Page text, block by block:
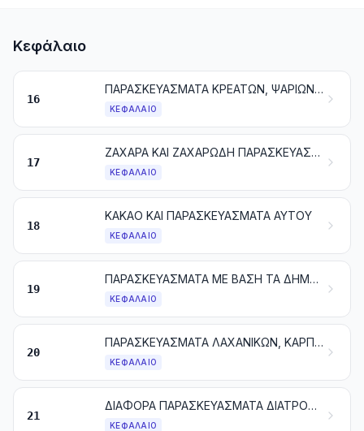
Κεφάλαιο
16
ΠΑΡΑΣΚΕΥΑΣΜΑΤΑ ΚΡΕΑΤΩΝ, ΨΑΡΙΩΝ Ή ΜΑΛΑΚΟΣΤΡΑΚΩΝ, ΜΑΛΑΚΙΩΝ Ή ΑΛΛΩΝ ΑΣΠΟΝΔΥΛΩΝ ΥΔΡΟΒΙΩΝ Ή ΕΝΤΟΜΩΝ
ΚΕΦΆΛΑΙΟ
17
ΖΑΧΑΡΑ ΚΑΙ ΖΑΧΑΡΩΔΗ ΠΑΡΑΣΚΕΥΑΣΜΑΤΑ
ΚΕΦΆΛΑΙΟ
18
ΚΑΚΑΟ ΚΑΙ ΠΑΡΑΣΚΕΥΑΣΜΑΤΑ ΑΥΤΟΥ
ΚΕΦΆΛΑΙΟ
19
ΠΑΡΑΣΚΕΥΑΣΜΑΤΑ ΜΕ ΒΑΣΗ ΤΑ ΔΗΜΗΤΡΙΑΚΑ, ΤΑ ΑΛΕΥΡΙΑ, ΤΑ ΑΜΥΛΑ ΚΑΘΕ ΕΙΔΟΥΣ Ή ΤΟ ΓΑΛΑ. ΕΙΔΗ ΖΑΧΑΡΟΠΛΑΣΤΙΚΗΣ
ΚΕΦΆΛΑΙΟ
20
ΠΑΡΑΣΚΕΥΑΣΜΑΤΑ ΛΑΧΑΝΙΚΩΝ, ΚΑΡΠΩΝ ΚΑΙ ΦΡΟΥΤΩΝ Ή ΑΛΛΩΝ ΜΕΡΩΝ ΦΥΤΩΝ
ΚΕΦΆΛΑΙΟ
21
ΔΙΑΦΟΡΑ ΠΑΡΑΣΚΕΥΑΣΜΑΤΑ ΔΙΑΤΡΟΦΗΣ
ΚΕΦΆΛΑΙΟ